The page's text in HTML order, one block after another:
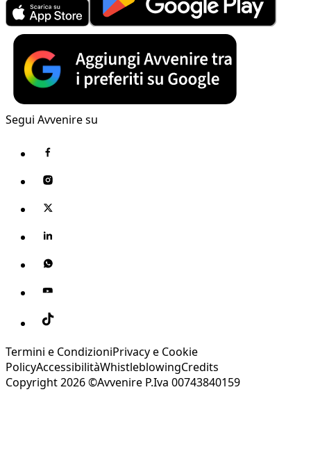
Segui Avvenire su
Termini e CondizioniPrivacy e Cookie
PolicyAccessibilitàWhistleblowingCredits
Copyright 2026 ©Avvenire P.Iva 00743840159